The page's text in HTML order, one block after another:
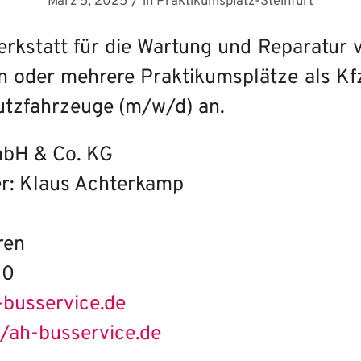
für die Wartung und Reparatur
oder mehrere Praktikumsplätze als
(m/w/d) an.
& Co. KG
Klaus Achterkamp
busservice.de